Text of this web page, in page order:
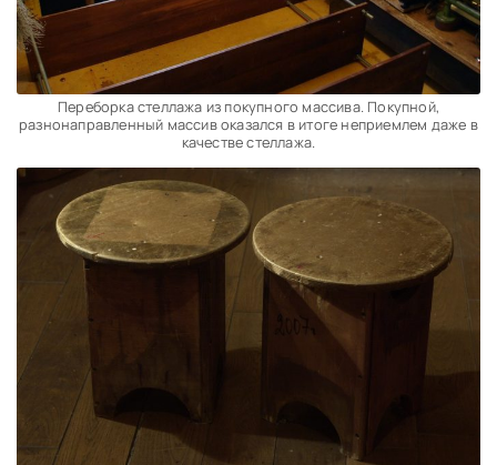
Переборка стеллажа из покупного массива. Покупной,
разнонаправленный массив оказался в итоге неприемлем даже в
качестве стеллажа.